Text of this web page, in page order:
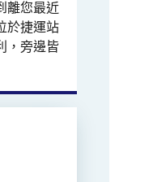
離您最近
於捷運站
，旁邊皆